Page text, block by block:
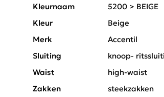
Kleurnaam
5200 > BEIGE
Kleur
Beige
Merk
Accentil
Sluiting
knoop-
Waist
high-waist
Zakken
steekzakken